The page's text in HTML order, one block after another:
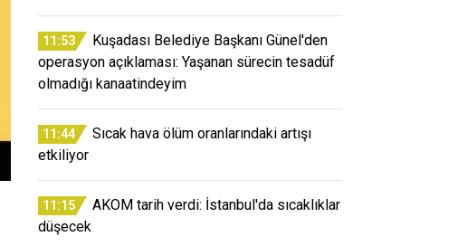
11:53
Kuşadası Belediye Başkanı Günel'den
operasyon açıklaması: Yaşanan sürecin tesadüf
olmadığı kanaatindeyim
11:44
Sıcak hava ölüm oranlarındaki artışı
etkiliyor
11:15
AKOM tarih verdi: İstanbul'da sıcaklıklar
düşecek